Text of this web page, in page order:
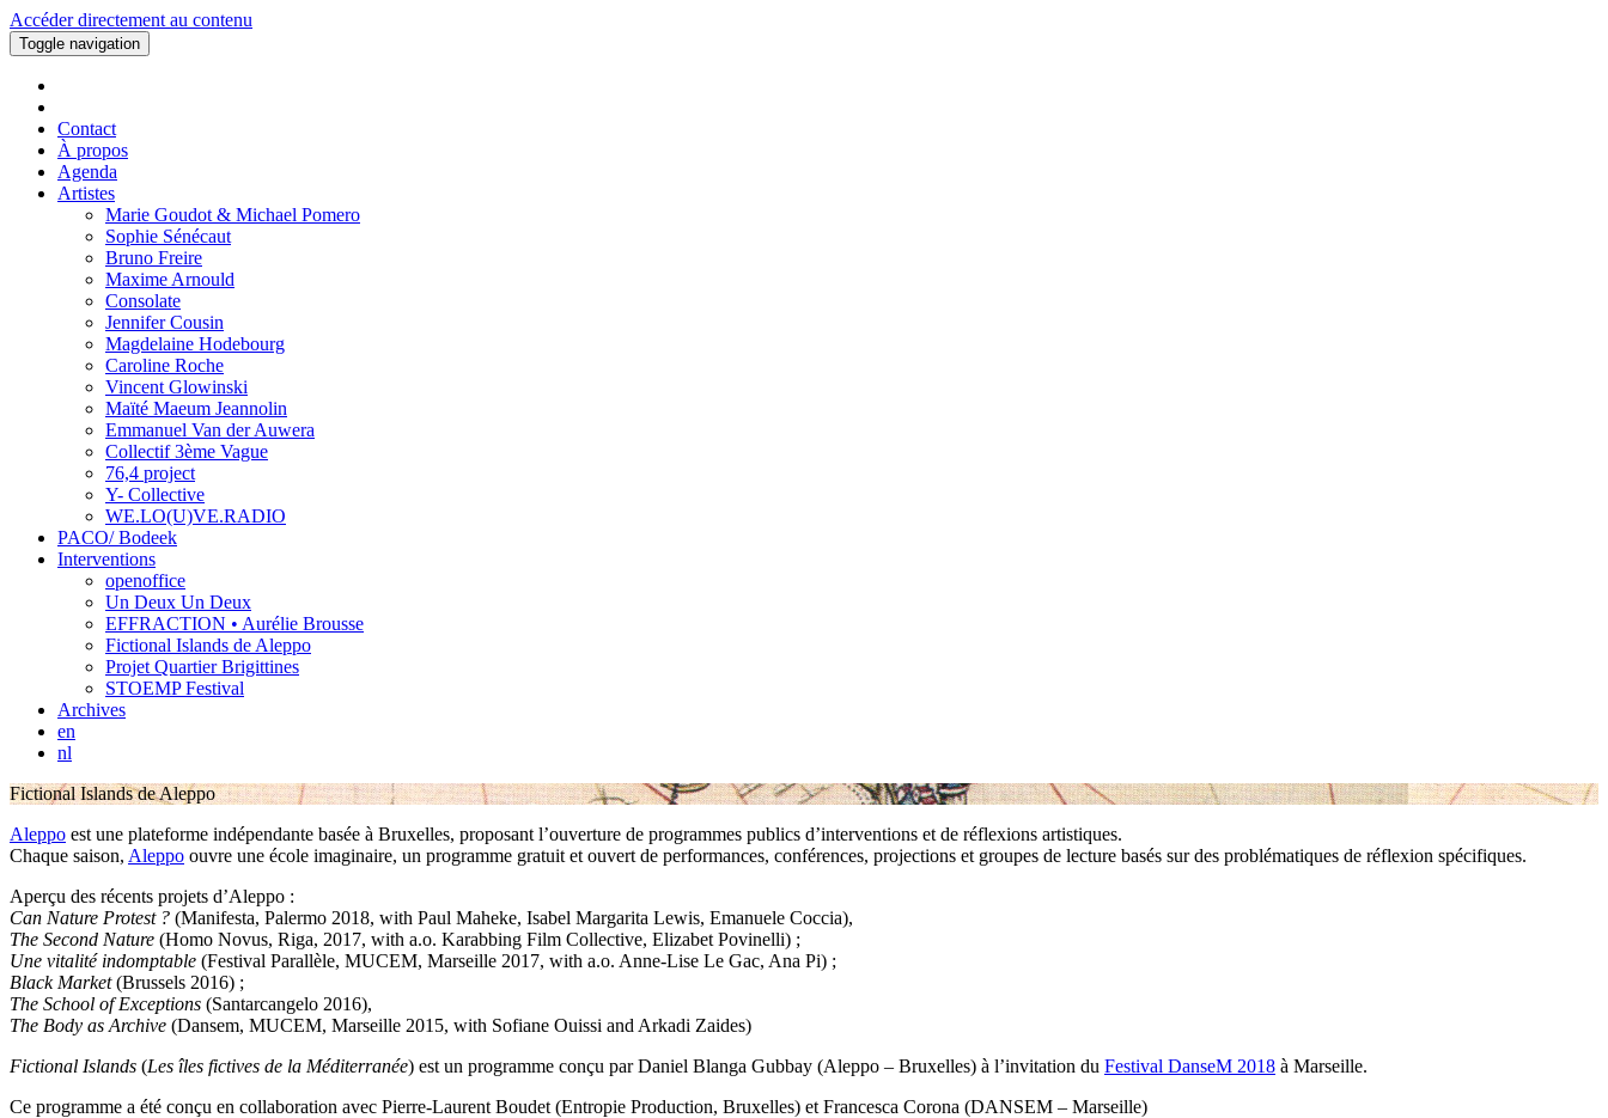
Accéder directement au contenu
Toggle navigation
Contact
À propos
Agenda
Artistes
Marie Goudot & Michael Pomero
Sophie Sénécaut
Bruno Freire
Maxime Arnould
Consolate
Jennifer Cousin
Magdelaine Hodebourg
Caroline Roche
Vincent Glowinski
Maïté Maeum Jeannolin
Emmanuel Van der Auwera
Collectif 3ème Vague
76,4 project
Y- Collective
WE.LO(U)VE.RADIO
PACO/ Bodeek
Interventions
openoffice
Un Deux Un Deux
EFFRACTION • Aurélie Brousse
Fictional Islands de Aleppo
Projet Quartier Brigittines
STOEMP Festival
Archives
en
nl
Fictional Islands de Aleppo
Aleppo est une plateforme indépendante basée à Bruxelles, proposant l’ouverture de programmes publics d’interventions et de réflexions artistiques.
Chaque saison, Aleppo ouvre une école imaginaire, un programme gratuit et ouvert de performances, conférences, projections et groupes de lecture basés sur des problématiques de réflexion spécifiques.
Aperçu des récents projets d’Aleppo :
Can Nature Protest ? (Manifesta, Palermo 2018, with Paul Maheke, Isabel Margarita Lewis, Emanuele Coccia),
The Second Nature (Homo Novus, Riga, 2017, with a.o. Karabbing Film Collective, Elizabet Povinelli) ;
Une vitalité indomptable (Festival Parallèle, MUCEM, Marseille 2017, with a.o. Anne-Lise Le Gac, Ana Pi) ;
Black Market(Brussels 2016) ;
The School of Exceptions (Santarcangelo 2016),
The Body as Archive (Dansem, MUCEM, Marseille 2015, with Sofiane Ouissi and Arkadi Zaides)
Fictional Islands (Les îles fictives de la Méditerranée) est un programme conçu par Daniel Blanga Gubbay (Aleppo – Bruxelles) à l’invitation du Festival DanseM 2018 à Marseille.
Ce programme a été conçu en collaboration avec Pierre-Laurent Boudet (Entropie Production, Bruxelles) et Francesca Corona (DANSEM – Marseille)